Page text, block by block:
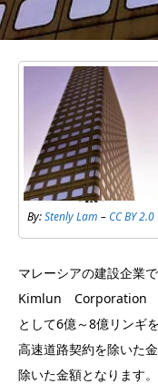
By:Stenly Lam –CC BY 2.0
マレーシアの建設企業
Kimlun Corporation
として6億～8億リンギ
高速道路契約を除いた
除いた金額となります。